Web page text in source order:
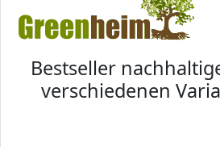
Bestseller
verschiedenen